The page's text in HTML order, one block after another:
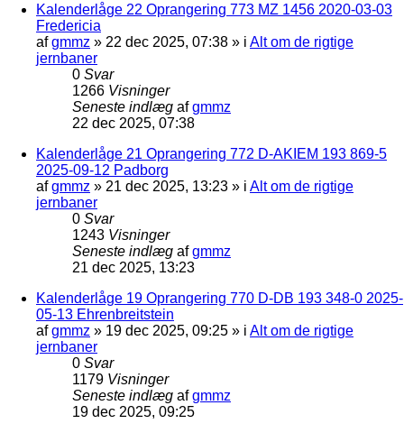
Kalenderlåge 22 Oprangering 773 MZ 1456 2020-03-03
Fredericia
afgmmz » 22 dec 2025, 07:38 » i Alt om de rigtige
jernbaner
0 Svar
1266 Visninger
Seneste indlæg afgmmz
22 dec 2025, 07:38
Kalenderlåge 21 Oprangering 772 D-AKIEM 193 869-5
2025-09-12 Padborg
afgmmz » 21 dec 2025, 13:23 » i Alt om de rigtige
jernbaner
0 Svar
1243 Visninger
Seneste indlæg afgmmz
21 dec 2025, 13:23
Kalenderlåge 19 Oprangering 770 D-DB 193 348-0 2025-
05-13 Ehrenbreitstein
afgmmz » 19 dec 2025, 09:25 » i Alt om de rigtige
jernbaner
0 Svar
1179 Visninger
Seneste indlæg afgmmz
19 dec 2025, 09:25